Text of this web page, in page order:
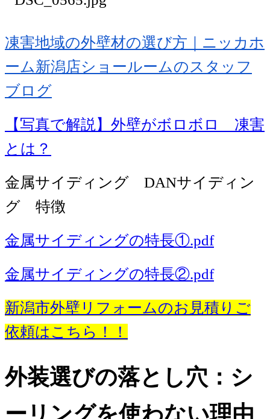
凍害地域の外壁材の選び方｜ニッカホ
ーム新潟店ショールームのスタッフ
ブログ
【写真で解説】外壁がボロボロ 凍害
とは？
金属サイディング DANサイディン
グ 特徴
金属サイディングの特長①.pdf
金属サイディングの特長②.pdf
新潟市外壁リフォームのお見積りご
依頼はこちら！！
外装選びの落とし穴：シ
ーリングを使わない理由